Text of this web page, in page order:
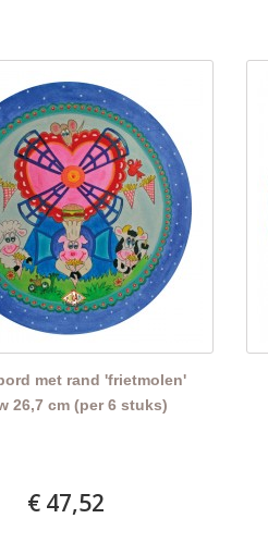
met rand 'frietmolen'
26,7 cm (per 6 stuks)
€ 47,52